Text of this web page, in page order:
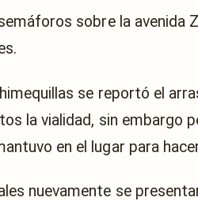
sobre la avenida
se reportó el
la vialidad, sin embargo
en el lugar para
nuevamente se